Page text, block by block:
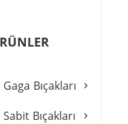
›
Bıçakları
›
Bıçakları